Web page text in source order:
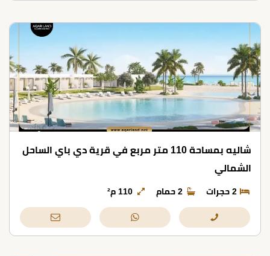
شاليه بمساحة 110 متر مربع في قرية دي باي الساحل
الشمالي
2 حجرات 2 حمام 110 م²